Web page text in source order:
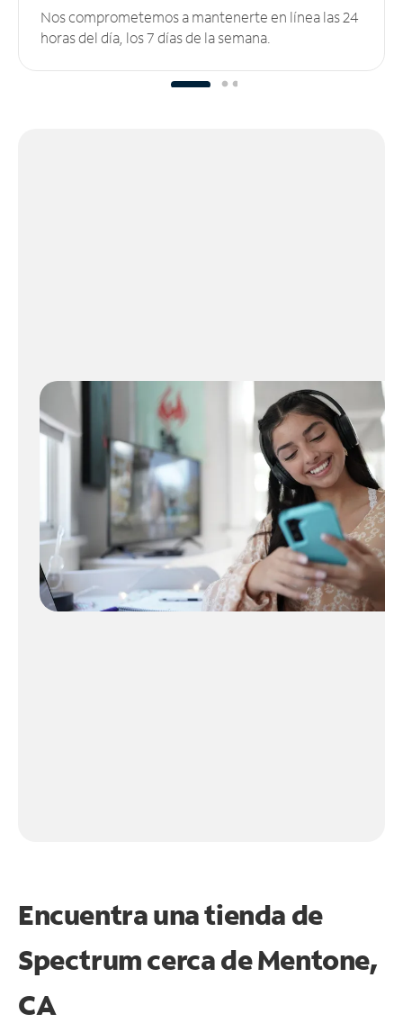
Nos comprometemos a mantenerte en línea las 24
horas del día, los 7 días de la semana.
Encuentra una tienda de
Spectrumcerca de Mentone,
CA